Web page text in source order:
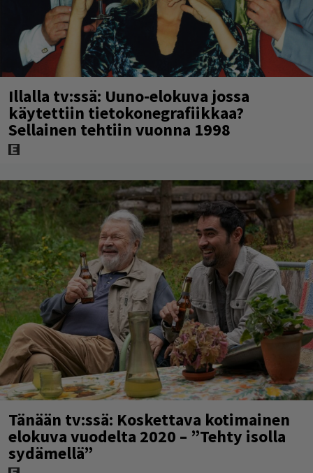
Illalla tv:ssä: Uuno-elokuva jossa
käytettiin tietokonegrafiikkaa?
Sellainen tehtiin vuonna 1998
Tänään tv:ssä: Koskettava kotimainen
elokuva vuodelta 2020 – ”Tehty isolla
sydämellä”